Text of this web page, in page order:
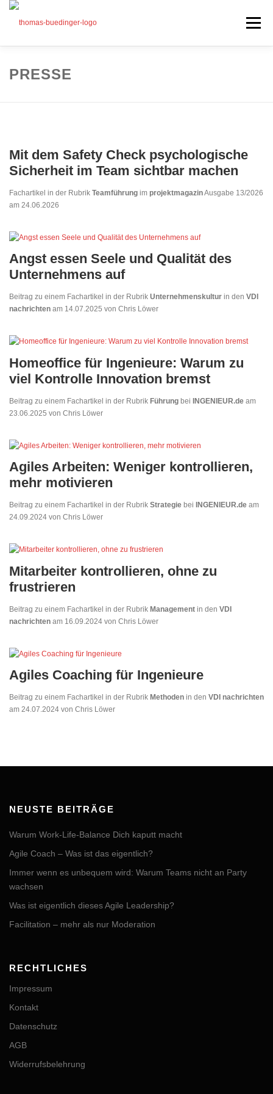
Zum
Menü
Mein Angebot
Über mich
PRESSE
Mit dem Safety Check psychologische
Sicherheit im Team sichtbar machen
Fachartikel in der Rubrik Teamführung im projektmagazinAusgabe 13/2026
am 24.06.2026
Angst essen Seele und Qualität des
Unternehmens auf
Beitrag zu einem Fachartikel in der Rubrik Unternehmenskultur in den VDI
nachrichten am 14.07.2025 von Chris Löwer
Homeoffice für Ingenieure: Warum zu
viel Kontrolle Innovation bremst
Beitrag zu einem Fachartikel in der Rubrik Führung bei INGENIEUR.de am
23.06.2025 von Chris Löwer
Agiles Arbeiten: Weniger kontrollieren,
mehr motivieren
Beitrag zu einem Fachartikel in der Rubrik Strategie bei INGENIEUR.de am
24.09.2024 von Chris Löwer
Mitarbeiter kontrollieren, ohne zu
frustrieren
Beitrag zu einem Fachartikel in der Rubrik Management in den VDI
nachrichten am 16.09.2024 von Chris Löwer
Agiles Coaching für Ingenieure
Beitrag zu einem Fachartikel in der Rubrik Methoden in den VDI nachrichten
am 24.07.2024 von Chris Löwer
NEUSTE BEITRÄGE
Warum Work-Life-Balance Dich kaputt macht
Agile Coach – Was ist das eigentlich?
Immer wenn es unbequem wird: Warum Teams nicht an Party
wachsen
Was ist eigentlich dieses Agile Leadership?
Facilitation – mehr als nur Moderation
RECHTLICHES
Impressum
Kontakt
Datenschutz
AGB
Widerrufsbelehrung